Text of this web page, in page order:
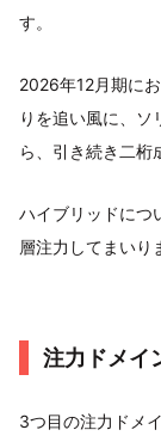
す。
2026年12月期に
りを追い風に、
ら、引き続き二桁
ハイブリッドにつ
層注力してまいり
注力ドメイ
3つ目の注力ドメ